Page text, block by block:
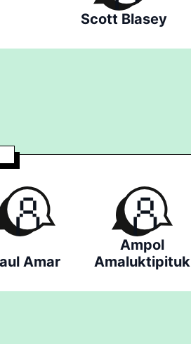
Scott Blasey
Amar
Ampol
Amaluktipituk